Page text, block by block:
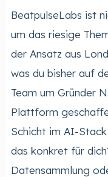
BeatpulseLabs ist
um das riesige
der Ansatz aus
was du bisher auf
Team um Gründer
Plattform
Schicht im AI-
das konkret für
Datensammlung